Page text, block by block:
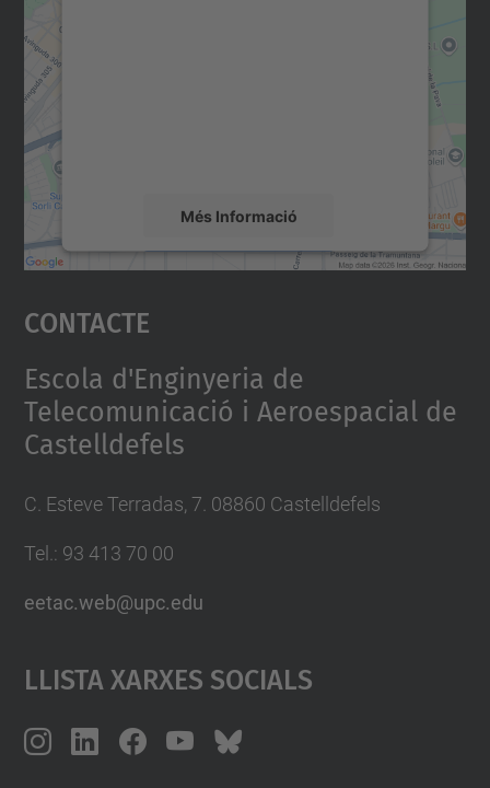
Més Informació
Accepta
powered by
Contacte
Escola d'Enginyeria de
Telecomunicació i Aeroespacial de
Castelldefels
C. Esteve Terradas, 7. 08860 Castelldefels
Tel.: 93 413 70 00
eetac.web@upc.edu
Llista Xarxes Socials